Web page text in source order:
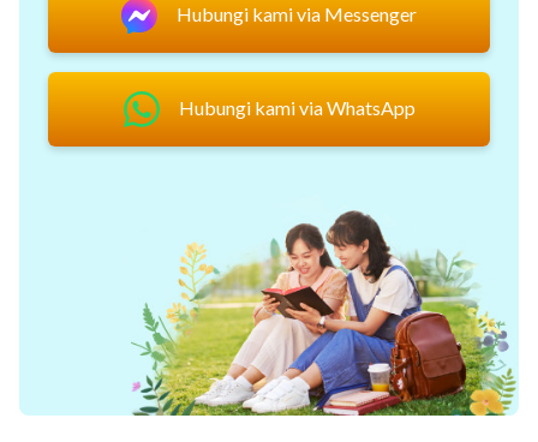
Hubungi kami via Messenger
Hubungi kami via WhatsApp